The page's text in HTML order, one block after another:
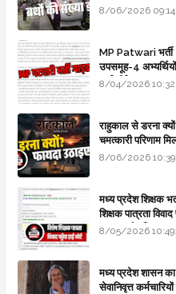
8/06/2026
MP Patwari
उपसमूह-4
मार्गदर्शिका
8/04/2026
राहुकाल से डरना
चमत्कारी परिणाम
8/06/2026
मध्य प्रदेश शिक्षक
शिक्षक पात्रता विवाद
सरकार से माँगा जवाब
8/05/2026
मध्य प्रदेश शासन
सेवानिवृत्त